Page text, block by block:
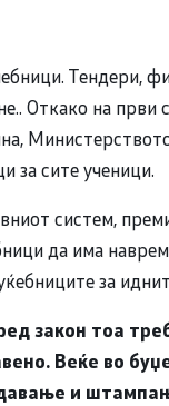
Тендери,
Откако на први
за сите ученици.
систем,
да има
за
закон тоа
Веќе во
и